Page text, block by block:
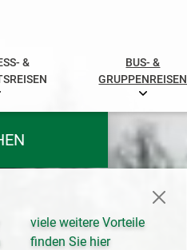
&
BUS- &
GRUPPENREISEN
viele weitere Vorteile
finden Sie hier